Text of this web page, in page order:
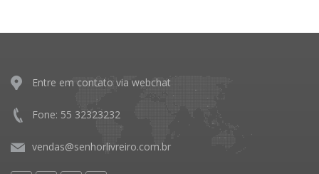
Entre em contato via webchat
Fone: 55 32323232
vendas@senhorlivreiro.com.br